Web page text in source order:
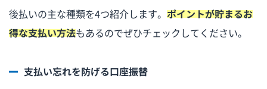
後払いの主な種類を4つ紹介します。 ポイントが貯まるお
得な支払い方法もあるのでぜひチェックしてください。
支払い忘れを防げる口座振替